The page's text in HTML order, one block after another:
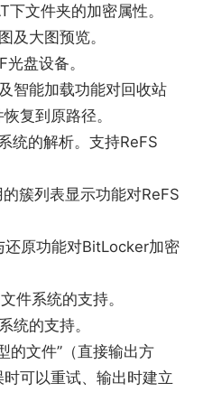
文件夹的加密属性。
大图预览。
盘设备。
能加载功能对回收站
复到原路径。
的解析。支持ReFS
簇列表显示功能对ReFS
原功能对BitLocker加密
系统的支持。
的支持。
文件”（直接输出方
可以重试、输出时建立